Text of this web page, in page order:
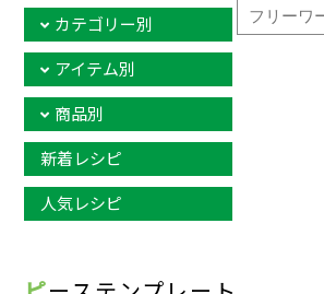
カテゴリー別
アイテム別
商品別
新着レシピ
人気レシピ